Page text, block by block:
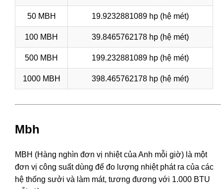
50 MBH 19.9232881089 hp (hệ mét)
100 MBH 39.8465762178 hp (hệ mét)
500 MBH 199.232881089 hp (hệ mét)
1000 MBH 398.465762178 hp (hệ mét)
Mbh
MBH (Hàng nghìn đơn vị nhiệt của Anh mỗi giờ) là một
đơn vị công suất dùng để đo lượng nhiệt phát ra của các
hệ thống sưởi và làm mát, tương đương với 1.000 BTU